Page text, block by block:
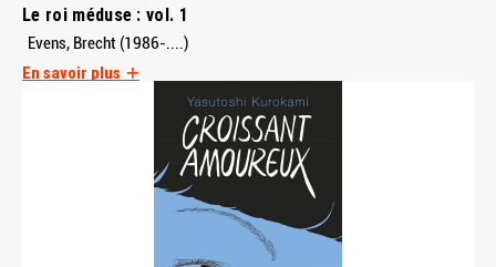
Le roi méduse : vol. 1
Evens, Brecht (1986-....)
En savoir plus